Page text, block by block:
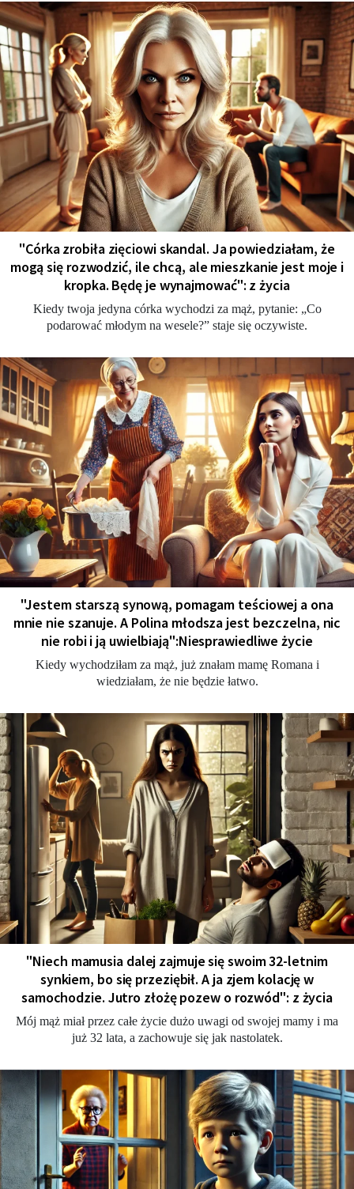
"Córka zrobiła zięciowi skandal. Ja powiedziałam, że
mogą się rozwodzić, ile chcą, ale mieszkanie jest moje i
kropka. Będę je wynajmować": z życia
Kiedy twoja jedyna córka wychodzi za mąż, pytanie: „Co
podarować młodym na wesele?” staje się oczywiste.
"Jestem starszą synową, pomagam teściowej a ona
mnie nie szanuje. A Polina młodsza jest bezczelna, nic
nie robi i ją uwielbiają":Niesprawiedliwe życie
Kiedy wychodziłam za mąż, już znałam mamę Romana i
wiedziałam, że nie będzie łatwo.
"Niech mamusia dalej zajmuje się swoim 32-letnim
synkiem, bo się przeziębił. A ja zjem kolację w
samochodzie. Jutro złożę pozew o rozwód": z życia
Mój mąż miał przez całe życie dużo uwagi od swojej mamy i ma
już 32 lata, a zachowuje się jak nastolatek.